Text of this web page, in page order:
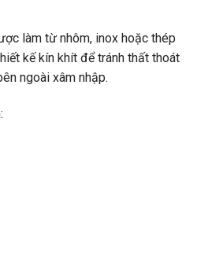
làm từ nhôm, inox hoặc thép
kế kín khít để tránh thất thoát
ngoài xâm nhập.